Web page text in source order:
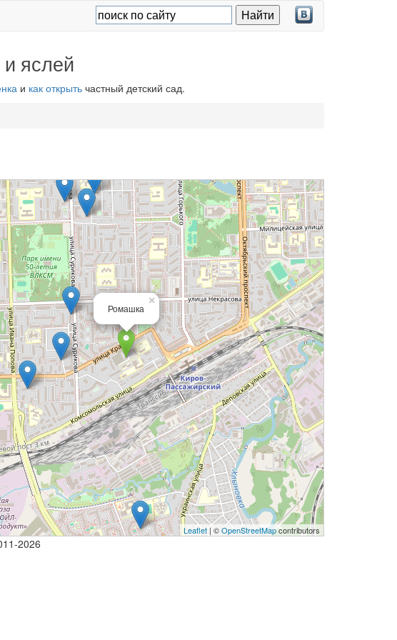
и яслей
и как открытьчастный детский сад.
×
Ромашка
Leaflet | ©OpenStreetMapcontributors
2026